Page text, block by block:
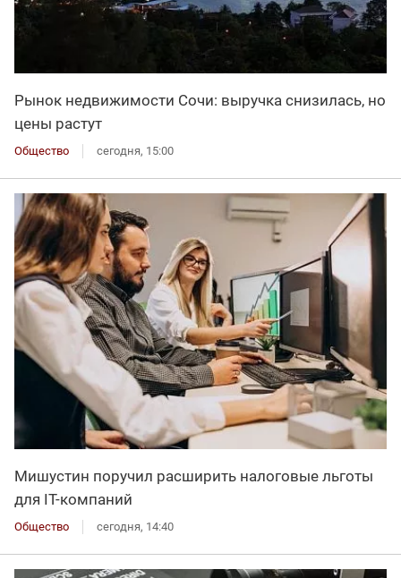
Рынок недвижимости Сочи: выручка снизилась, но
цены растут
Общество сегодня, 15:00
Мишустин поручил расширить налоговые льготы
для IT-компаний
Общество сегодня, 14:40